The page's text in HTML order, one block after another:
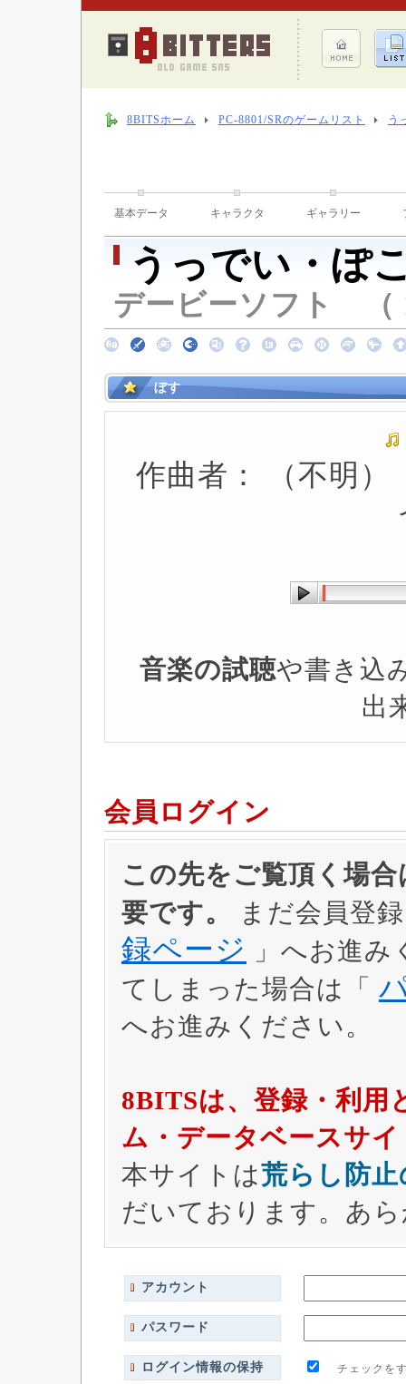
8BITSホーム PC-8801/SRのゲームリスト う
基本データ キャラクタ ギャラリー
うっでい・ぽ
デービーソフト （
ぼす
作曲者： （不明
音楽の試聴や書き込
出
会員ログイン
この先をご覧頂く場
要です。
まだ会員登
録ページ
」へお進
てしまった場合は「
へお進みください。
8BITSは、登録・利用
ム・データベースサ
本サイトは荒らし防
だいております。あ
アカウント
パスワード
ログイン情報の保持 チェックをす